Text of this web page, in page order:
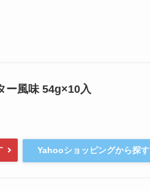
ー風味 54g×10入
Yahooショッピングから探す